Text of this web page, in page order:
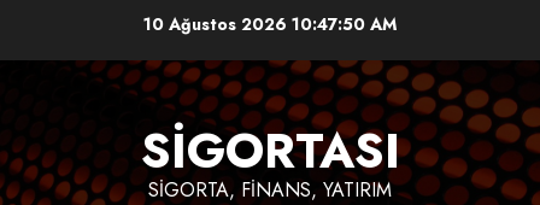
10 Ağustos 202610:47:51 AM
SIGORTASI
SIGORTA, FINANS, YATIRIM